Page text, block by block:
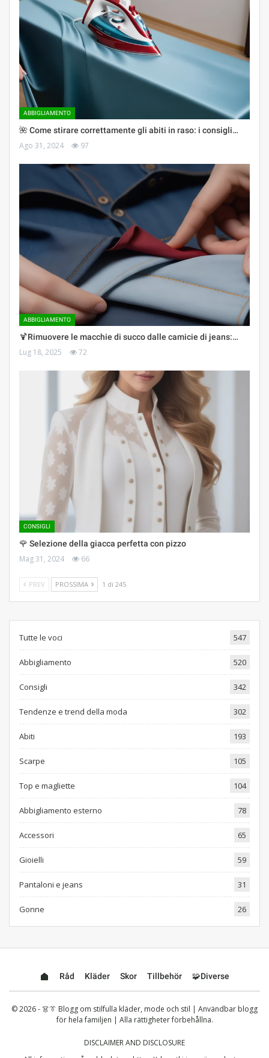
ABBIGLIAMENTO
🌺 Come stirare correttamente gli abiti in raso: i consigli…
Ago 31, 2024 97
ABBIGLIAMENTO
🍹Rimuovere le macchie di succo dalle camicie di jeans:…
Lug 18, 2025 72
CONSIGLI
🌹 Selezione della giacca perfetta con pizzo
Mag 31, 2024 66
PREV PROSSIMA 1 di 245
Tutte le voci 547
Abbigliamento 520
Consigli 342
Tendenze e trend della moda 302
Abiti 193
Scarpe 105
Top e magliette 104
Abbigliamento esterno 78
Accessori 65
Gioielli 59
Pantaloni e jeans 31
Gonne 26
Råd Kläder Skor Tillbehör 🧩Diverse
© 2026 - 👗👔 Blogg om stilfulla kläder, mode och stil | Användbar blogg
för hela familjen | Alla rättigheter förbehållna.
DISCLAIMER AND DISCLOSURE